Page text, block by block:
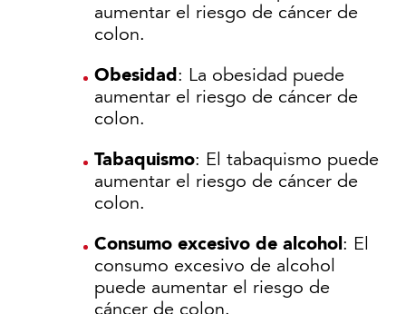
aumentar el riesgo de cáncer de
colon.
Obesidad: La obesidad puede
aumentar el riesgo de cáncer de
colon.
Tabaquismo: El tabaquismo puede
aumentar el riesgo de cáncer de
colon.
Consumo excesivo de alcohol: El
consumo excesivo de alcohol
puede aumentar el riesgo de
cáncer de colon.